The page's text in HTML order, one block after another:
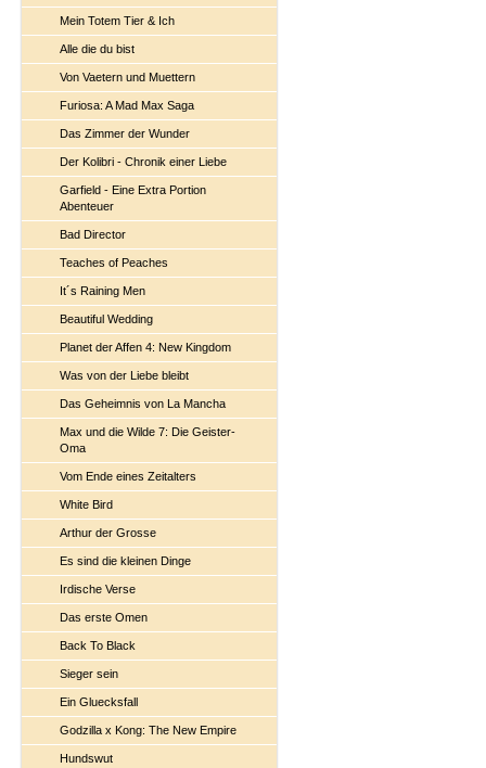
Mein Totem Tier & Ich
Alle die du bist
Von Vaetern und Muettern
Furiosa: A Mad Max Saga
Das Zimmer der Wunder
Der Kolibri - Chronik einer Liebe
Garfield - Eine Extra Portion
Abenteuer
Bad Director
Teaches of Peaches
It´s Raining Men
Beautiful Wedding
Planet der Affen 4: New Kingdom
Was von der Liebe bleibt
Das Geheimnis von La Mancha
Max und die Wilde 7: Die Geister-
Oma
Vom Ende eines Zeitalters
White Bird
Arthur der Grosse
Es sind die kleinen Dinge
Irdische Verse
Das erste Omen
Back To Black
Sieger sein
Ein Gluecksfall
Godzilla x Kong: The New Empire
Hundswut